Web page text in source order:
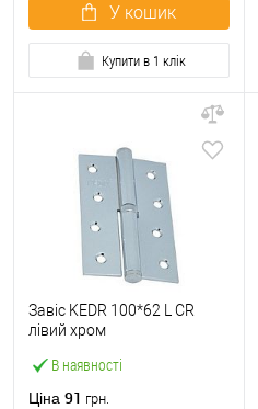
У кошик
Купити в 1 клік
В наявності
Завіс KEDR 100*62 L CR
лівий хром
Ціна 91 грн.